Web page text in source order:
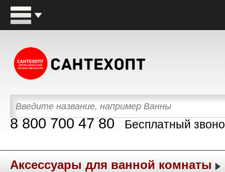
8 800 700 47 80 Бесплатный
Аксессуары для ванной комнаты